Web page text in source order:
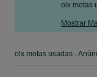
olx motas
Mostrar